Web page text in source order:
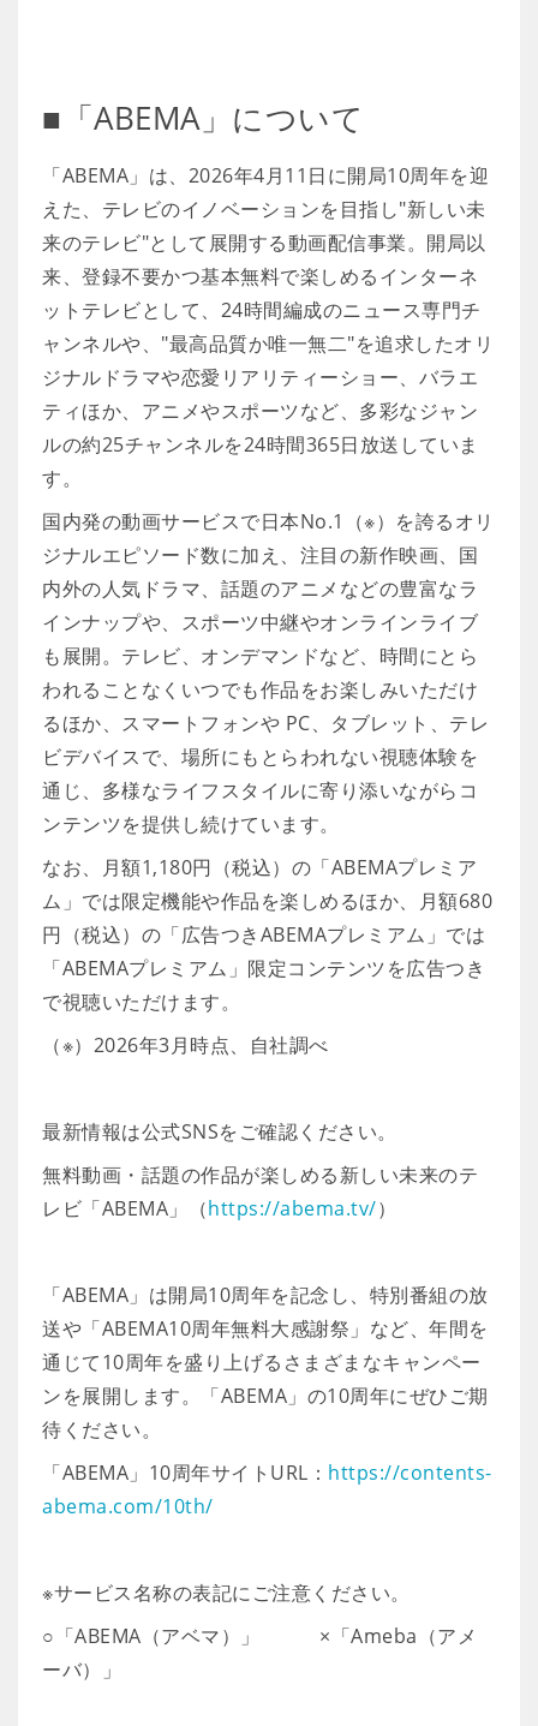
■「ABEMA」について
「ABEMA」は、2026年4月11日に開局10周年を迎
えた、テレビのイノベーションを目指し"新しい未
来のテレビ"として展開する動画配信事業。開局以
来、登録不要かつ基本無料で楽しめるインターネ
ットテレビとして、24時間編成のニュース専門チ
ャンネルや、"最高品質か唯一無二"を追求したオリ
ジナルドラマや恋愛リアリティーショー、バラエ
ティほか、アニメやスポーツなど、多彩なジャン
ルの約25チャンネルを24時間365日放送していま
す。
国内発の動画サービスで日本No.1（※）を誇るオリ
ジナルエピソード数に加え、注目の新作映画、国
内外の人気ドラマ、話題のアニメなどの豊富なラ
インナップや、スポーツ中継やオンラインライブ
も展開。テレビ、オンデマンドなど、時間にとら
われることなくいつでも作品をお楽しみいただけ
るほか、スマートフォンや PC、タブレット、テレ
ビデバイスで、場所にもとらわれない視聴体験を
通じ、多様なライフスタイルに寄り添いながらコ
ンテンツを提供し続けています。
なお、月額1,180円（税込）の「ABEMAプレミア
ム」では限定機能や作品を楽しめるほか、月額680
円（税込）の「広告つきABEMAプレミアム」では
「ABEMAプレミアム」限定コンテンツを広告つき
で視聴いただけます。
（※）2026年3月時点、自社調べ
最新情報は公式SNSをご確認ください。
無料動画・話題の作品が楽しめる新しい未来のテ
レビ「ABEMA」（https://abema.tv/）
「ABEMA」は開局10周年を記念し、特別番組の放
送や「ABEMA10周年無料大感謝祭」など、年間を
通じて10周年を盛り上げるさまざまなキャンペー
ンを展開します。「ABEMA」の10周年にぜひご期
待ください。
「ABEMA」10周年サイトURL： https://contents-
abema.com/10th/
※サービス名称の表記にご注意ください。
○「ABEMA（アベマ）」 ×「Ameba（アメ
ーバ）」